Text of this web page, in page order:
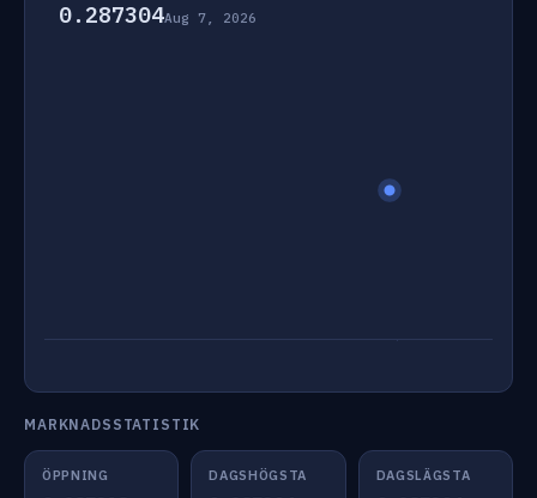
0.287304Aug 7, 2026
MARKNADSSTATISTIK
ÖPPNING DAGSHÖGSTA DAGSLÄGSTA